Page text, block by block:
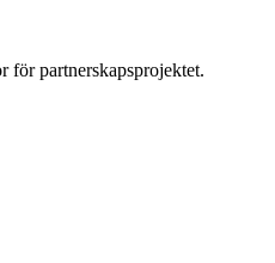
för partnerskapsprojektet.